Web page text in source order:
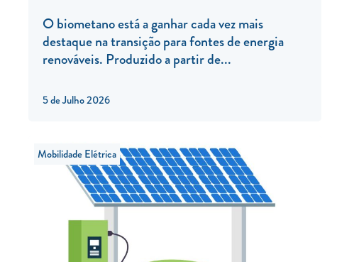
5 de Julho 2026
O biometano está a ganhar cada vez mais
destaque na transição para fontes de energia
renováveis. Produzido a partir de...
Mobilidade Elétrica